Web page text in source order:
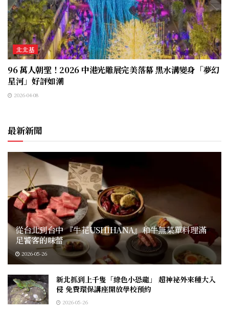
北北基
96 萬人朝聖！2026 中港光雕展完美落幕 黑水溝變身「夢幻
星河」好評如潮
2026-04-08
最新新聞
從台北到台中 『牛花USHIHANA』和牛無菜單料理滿
足饕客的味蕾
2026-05-26
新北抓到上千隻「綠色小恐龍」 超神祕外來種大入
侵 免費環保講座開放學校預約
2026-05-26